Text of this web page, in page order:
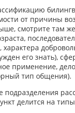
от причины
смотрите там
характера
его знать),
применение,
тип общения).
подразделения
делится на